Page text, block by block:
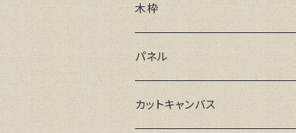
GAERA F(中細目)
GAERA BA(中荒目)
GAERA GLC(中目)
木枠
ルーブル米杉木枠
Paulo木枠
パネル
ラワンパネル
カットキャンバス